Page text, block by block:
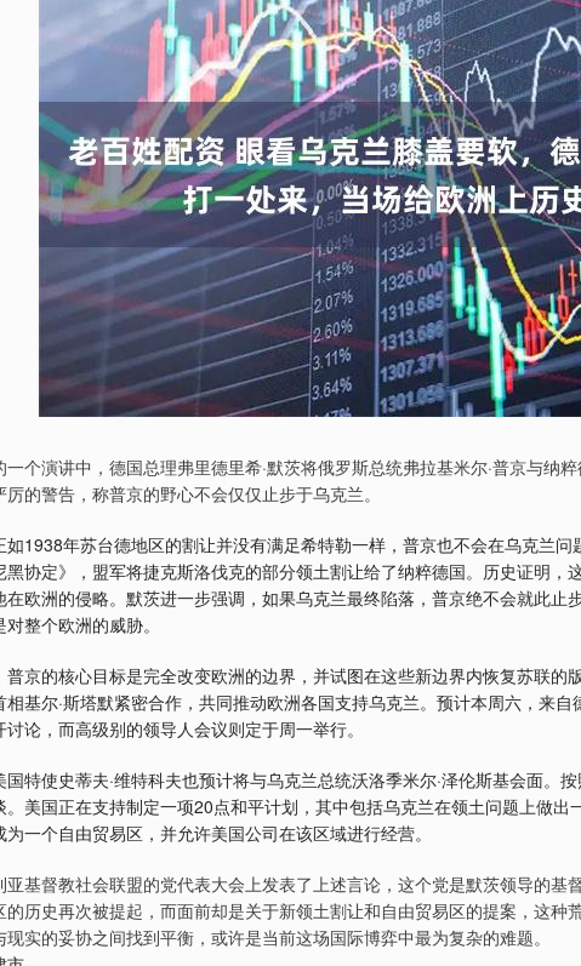
个演讲中，德国总理弗里德里希·默茨将俄罗斯总统弗拉基米尔·普京与纳
的警告，称普京的野心不会仅仅止步于乌克兰。
如1938年苏台德地区的割让并没有满足希特勒一样，普京也不会在乌克兰
黑协定》，盟军将捷克斯洛伐克的部分领土割让给了纳粹德国。历史证明，
在欧洲的侵略。默茨进一步强调，如果乌克兰最终陷落，普京绝不会就此止
整个欧洲的威胁。
普京的核心目标是完全改变欧洲的边界，并试图在这些新边界内恢复苏联的
相基尔·斯塔默紧密合作，共同推动欧洲各国支持乌克兰。预计本周六，来
论，而高级别的领导人会议则定于周一举行。
国特使史蒂夫·维特科夫也预计将与乌克兰总统沃洛季米尔·泽伦斯基会面。
。美国正在支持制定一项20点和平计划，其中包括乌克兰在领土问题上做
一个自由贸易区，并允许美国公司在该区域进行经营。
亚基督教社会联盟的党代表大会上发表了上述言论，这个党是默茨领导的基
的历史再次被提起，而面前却是关于新领土割让和自由贸易区的提案，这种
现实的妥协之间找到平衡，或许是当前这场国际博弈中最为复杂的难题。